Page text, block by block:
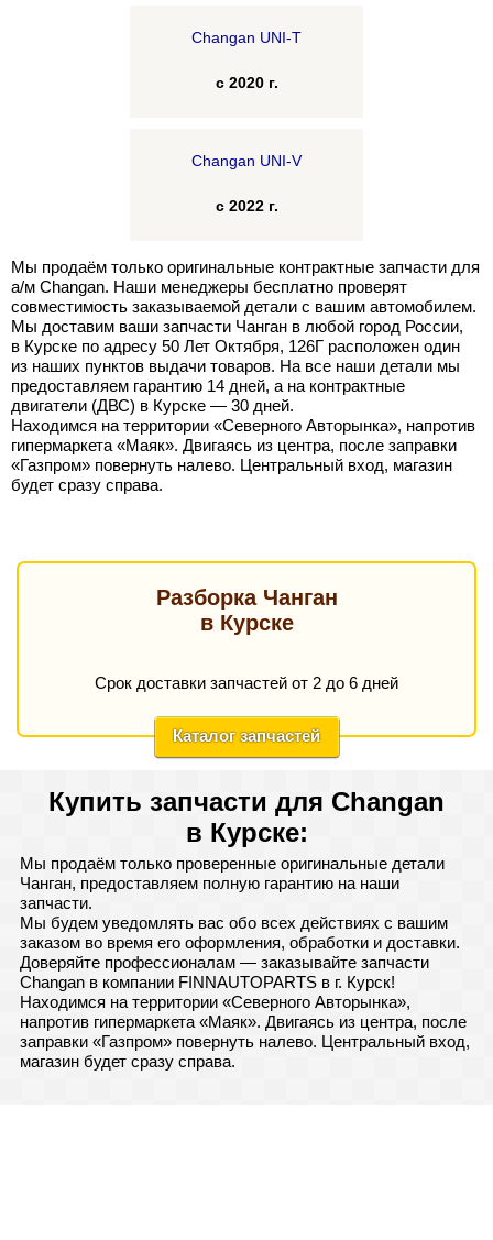
Changan UNI-T
с 2020 г.
Changan UNI-V
с 2022 г.
Мы продаём только оригинальные контрактные запчасти для
а/м Changan. Наши менеджеры бесплатно проверят
совместимость заказываемой детали с вашим автомобилем.
Мы доставим ваши запчасти Чанган в любой город России,
в Курске по адресу 50 Лет Октября, 126Г расположен один
из наших пунктов выдачи товаров. На все наши детали мы
предоставляем гарантию 14 дней, а на контрактные
двигатели (ДВС) в Курске — 30 дней.
Находимся на территории «Северного Авторынка», напротив
гипермаркета «Маяк». Двигаясь из центра, после заправки
«Газпром» повернуть налево. Центральный вход, магазин
будет сразу справа.
Разборка Чанган
в Курске
Срок доставки запчастей от 2 до 6 дней
Каталог запчастей
Купить запчасти для Changan
в Курске:
Мы продаём только проверенные оригинальные детали
Чанган, предоставляем полную гарантию на наши
запчасти.
Мы будем уведомлять вас обо всех действиях с вашим
заказом во время его оформления, обработки и доставки.
Доверяйте профессионалам — заказывайте запчасти
Changan в компании FINNAUTOPARTS в г. Курск!
Находимся на территории «Северного Авторынка»,
напротив гипермаркета «Маяк». Двигаясь из центра, после
заправки «Газпром» повернуть налево. Центральный вход,
магазин будет сразу справа.